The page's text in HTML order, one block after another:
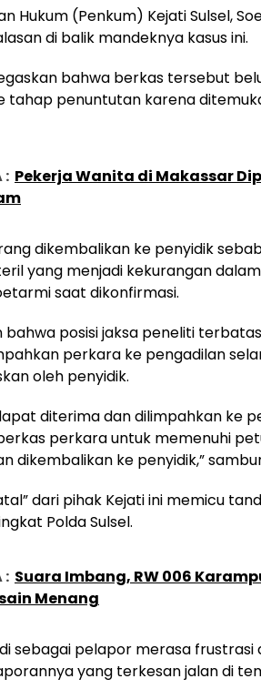
Hukum (Penkum) Kejati Sulsel,
di balik mandeknya kasus ini.
bahwa berkas tersebut
tahap penuntutan karena
: Pekerja Wanita di Makassar
dikembalikan ke penyidik
yang menjadi kekurangan
saat dikonfirmasi.
bahwa posisi jaksa peneliti
perkara ke pengadilan
oleh penyidik.
diterima dan dilimpahkan ke
perkara untuk memenuhi
dikembalikan ke penyidik,”
dari pihak Kejati ini memicu
Polda Sulsel.
: Suara Imbang, RW 006
Menang
sebagai pelapor merasa
yang terkesan jalan di